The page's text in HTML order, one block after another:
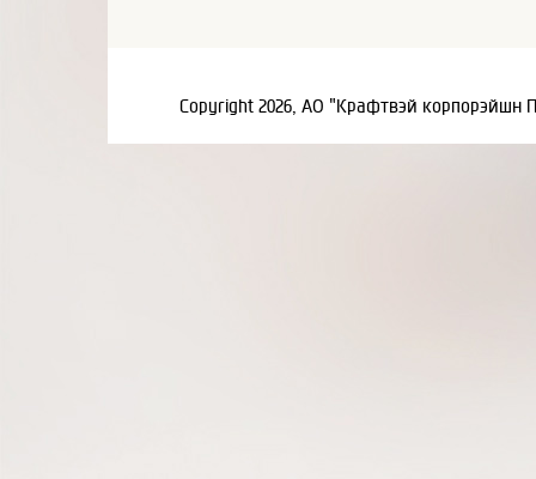
Copyright 2026, АО "Крафтвэй корпорэйшн